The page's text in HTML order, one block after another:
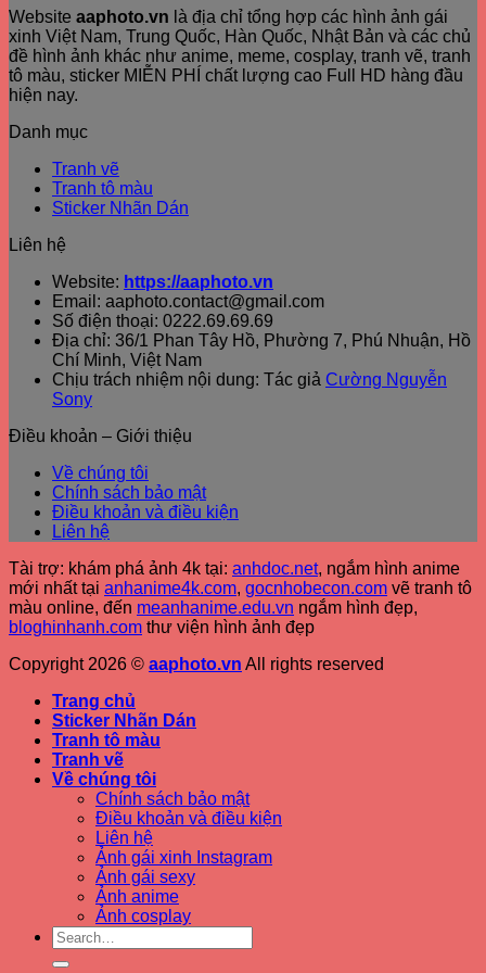
Website aaphoto.vn là địa chỉ tổng hợp các hình ảnh gái
xinh Việt Nam, Trung Quốc, Hàn Quốc, Nhật Bản và các chủ
đề hình ảnh khác như anime, meme, cosplay, tranh vẽ, tranh
tô màu, sticker MIỄN PHÍ chất lượng cao Full HD hàng đầu
hiện nay.
Danh mục
Tranh vẽ
Tranh tô màu
Sticker Nhãn Dán
Liên hệ
Website: https://aaphoto.vn
Email: aaphoto.contact@gmail.com
Số điện thoại: 0222.69.69.69
Địa chỉ: 36/1 Phan Tây Hồ, Phường 7, Phú Nhuận, Hồ
Chí Minh, Việt Nam
Chịu trách nhiệm nội dung: Tác giả Cường Nguyễn
Sony
Điều khoản – Giới thiệu
Về chúng tôi
Chính sách bảo mật
Điều khoản và điều kiện
Liên hệ
Tài trợ: khám phá ảnh 4k tại: anhdoc.net, ngắm hình anime
mới nhất tại anhanime4k.com, gocnhobecon.com vẽ tranh tô
màu online, đến meanhanime.edu.vn ngắm hình đẹp,
bloghinhanh.com thư viện hình ảnh đẹp
Copyright 2026 © aaphoto.vn All rights reserved
Trang chủ
Sticker Nhãn Dán
Tranh tô màu
Tranh vẽ
Về chúng tôi
Chính sách bảo mật
Điều khoản và điều kiện
Liên hệ
Ảnh gái xinh Instagram
Ảnh gái sexy
Ảnh anime
Ảnh cosplay